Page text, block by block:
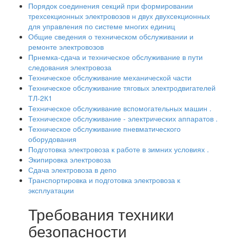
Порядок соединения секций при формировании
трехсекционных электровозов н двух двухсекционных
для управления по системе многих единиц
Общие сведения о техническом обслуживании и
ремонте электровозов
Прнемка-сдача и техническое обслуживание в пути
следования электровоза
Техническое обслуживание механической части
Техническое обслуживание тяговых электродвигателей
ТЛ-2К1
Техническое обслуживание вспомогательных машин .
Техническое обслуживание - электрических аппаратов .
Техническое обслуживание пневматического
оборудования
Подготовка электровоза к работе в зимних условиях .
Экипировка электровоза
Сдача электровоза в депо
Транспортировка и подготовка электровоза к
эксплуатации
Требования техники
безопасности